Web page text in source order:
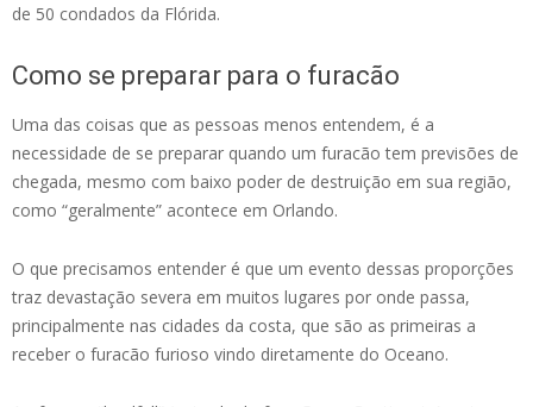
de 50 condados da Flórida.
Como se preparar para o furacão
Uma das coisas que as pessoas menos entendem, é a
necessidade de se preparar quando um furacão tem previsões de
chegada, mesmo com baixo poder de destruição em sua região,
como “geralmente” acontece em Orlando.
O que precisamos entender é que um evento dessas proporções
traz devastação severa em muitos lugares por onde passa,
principalmente nas cidades da costa, que são as primeiras a
receber o furacão furioso vindo diretamente do Oceano.